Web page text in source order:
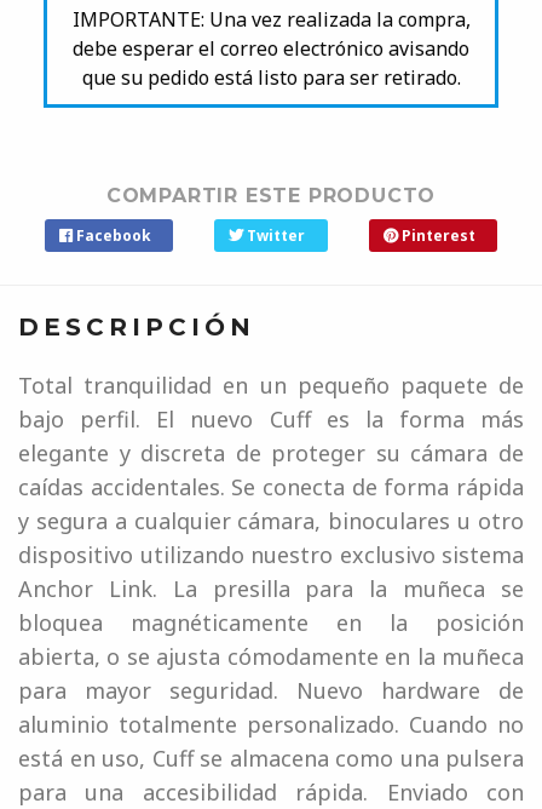
IMPORTANTE: Una vez realizada la compra,
debe esperar el correo electrónico avisando
que su pedido está listo para ser retirado.
COMPARTIR ESTE PRODUCTO
Facebook Twitter Pinterest
DESCRIPCIÓN
Total tranquilidad en un pequeño paquete de
bajo perfil. El nuevo Cuff es la forma más
elegante y discreta de proteger su cámara de
caídas accidentales. Se conecta de forma rápida
y segura a cualquier cámara, binoculares u otro
dispositivo utilizando nuestro exclusivo sistema
Anchor Link. La presilla para la muñeca se
bloquea magnéticamente en la posición
abierta, o se ajusta cómodamente en la muñeca
para mayor seguridad. Nuevo hardware de
aluminio totalmente personalizado. Cuando no
está en uso, Cuff se almacena como una pulsera
para una accesibilidad rápida. Enviado con